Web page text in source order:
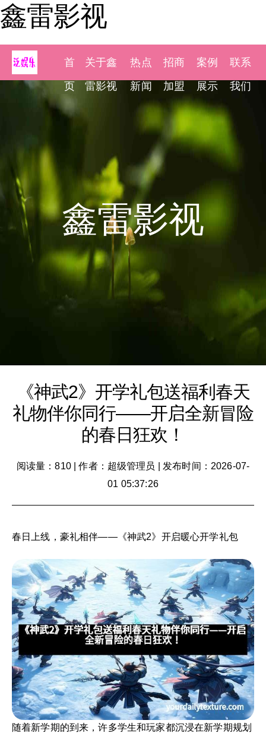
鑫雷影视
首
页
关于鑫
雷影视
热点
新闻
招商
加盟
案例
展示
联系
我们
鑫雷影视
《神武2》开学礼包送福利春天
礼物伴你同行——开启全新冒险
的春日狂欢！
阅读量：810|作者：超级管理员
发布时间：2026-07-
01 05:37:26
春日上线，豪礼相伴——《神武2》开启暖心开学礼包
随着新学期的到来，许多学生和玩家都沉浸在新学期规划